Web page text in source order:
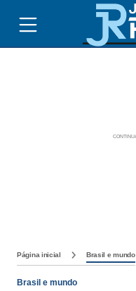
Página inicial Brasil e mundo
Brasil e mundo